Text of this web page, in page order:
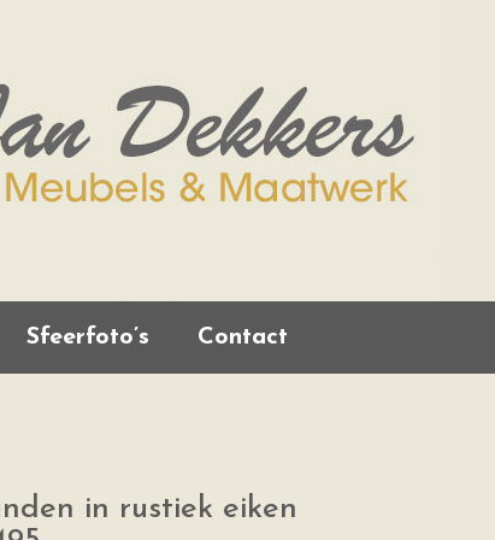
Sfeerfoto’s Contact
in rustiek eiken